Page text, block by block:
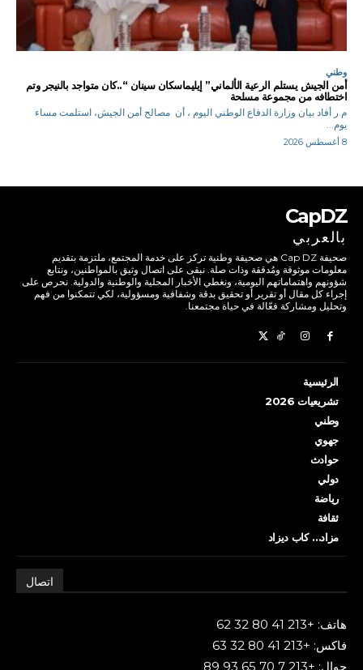
وطني
أمن الجيش يستلم الرعية الألماني” إيليماسكان سينان “..كان متواجد بالنيجر وتم
اختطافه من مجموعة مسلحة
م.ر أفاد بيان وزارة الدفاع الوطني اليوم ، أن مصالح أمن الجيش، استلمت مساء
يوم...
8 أغسطس 2026
CapDZ
بالعربي
صحيفة Cap DZ هي صحيفة وطنية تركز على خدمة المجتمع، ملتزمة بتقديم
معلومات موثوقة ومُدققة وذات صلة. نبقى على اتصال وثيق بالمواطنين، ونتابع
شؤونهم واهتماماتهم اليومية، ونغطي الأخبار المحلية والوطنية والدولية. نحرص على
إجراء كل مقال أو تقرير أو تحقيق بدقة وشفافية ومسؤولية، لكي تتمكنوا من فهم
وتحليل ومشاركة فعّالة في حياة مجتمعنا.
الرئيسية
تشريعيات 2026
وطني
جهوي
حوادث
دولي
رياضة
ثقافة
مزاد… كاب ديزاد
اتصال
هاتف: +213 41 80 32 62
فاكس: +213 41 80 32 63
جوال: +213 7 70 65 93 89